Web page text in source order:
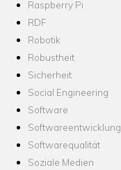
Raspberry Pi
RDF
Robotik
Robustheit
Sicherheit
Social Engineering
Software
Softwareentwicklung
Softwarequalität
Soziale Medien